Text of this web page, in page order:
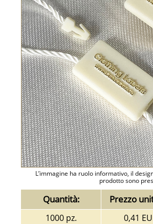
L’immagine ha ruolo informativo, il
prodotto sono
Quantità: Prezzo
1000 pz. 0,41